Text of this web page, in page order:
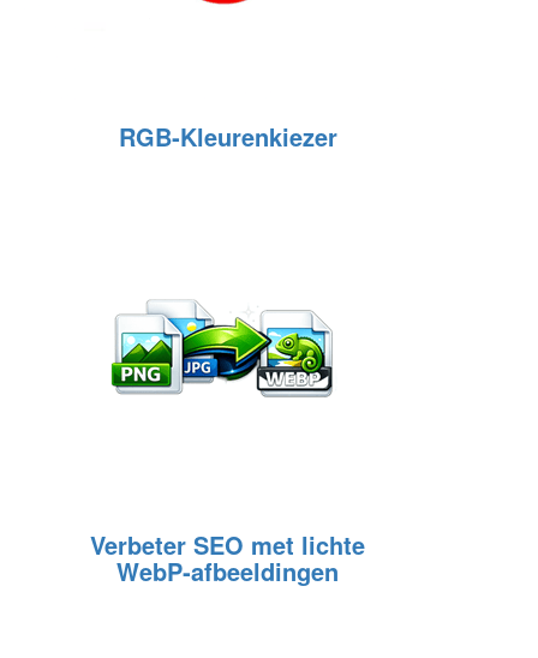
RGB‑Kleurenkiezer
Verbeter SEO met lichte
WebP‑afbeeldingen